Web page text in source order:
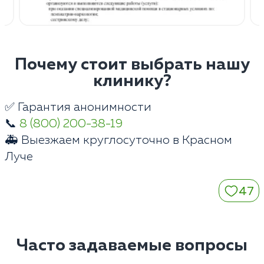
Почему стоит выбрать нашу
клинику?
✅ Гарантия анонимности
📞 8 (800) 200-38-19
🚑 Выезжаем круглосуточно в Красном
Луче
47
Часто задаваемые вопросы